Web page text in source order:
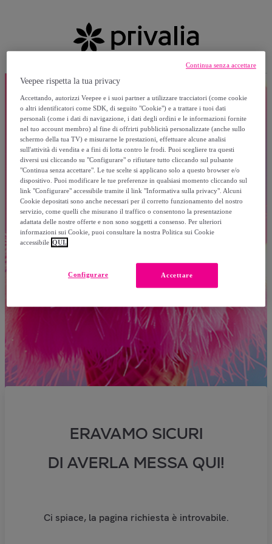
ERAVAMO SICURI
DI AVERLA MESSA QUI!
Ci spiace, la pagina richiesta è introvabile.
Veepee rispetta la tua privacy
Accettando, autorizzi Veepee e i suoi partner a utilizzare tracciatori (come cookie
o altri identificatori come SDK, di seguito "Cookie") e a trattare i tuoi dati
personali (come i dati di navigazione, i dati degli ordini e le informazioni fornite
nel tuo account membro) al fine di offrirti pubblicità personalizzate (anche sullo
schermo della tua TV) e misurarne le prestazioni, effettuare alcune analisi
sull'attività di vendita e a fini di lotta contro le frodi. Puoi scegliere tra questi
diversi usi cliccando su "Configurare" o rifiutare tutto cliccando sul pulsante
"Continua senza accettare". Le tue scelte si applicano solo a questo browser e/o
dispositivo. Puoi modificare le tue preferenze in qualsiasi momento cliccando sul
link "Configurare" accessibile tramite il link "Informativa sulla privacy". Alcuni
Cookie depositati sono anche necessari per il corretto funzionamento del nostro
servizio, come quelli che misurano il traffico o consentono la presentazione
adattata delle nostre offerte e non sono soggetti a consenso. Per ulteriori
informazioni sui Cookie, puoi consultare la nostra Politica sui Cookie
accessibile QUI.
Accettare
Configurare
Continua senza accettare